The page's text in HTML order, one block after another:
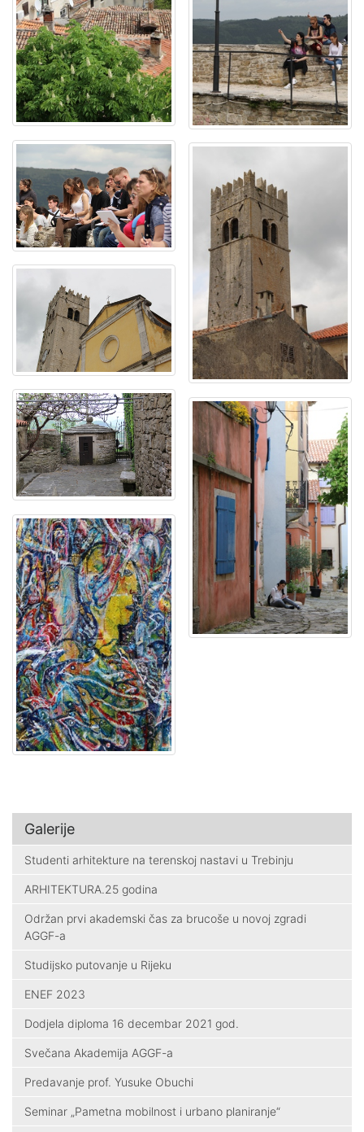
Galerije
Studenti arhitekture na terenskoj nastavi u Trebinju
ARHITEKTURA.25 godina
Održan prvi akademski čas za brucoše u novoj zgradi
AGGF-a
Studijsko putovanje u Rijeku
ENEF 2023
Dodjela diploma 16 decembar 2021 god.
Svečana Akademija AGGF-a
Predavanje prof. Yusuke Obuchi
Seminar „Pametna mobilnost i urbano planiranje“